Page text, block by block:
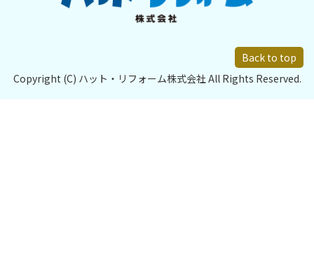
Back to top
Copyright (C) ハット・リフォーム株式会社 All Rights Reserved.